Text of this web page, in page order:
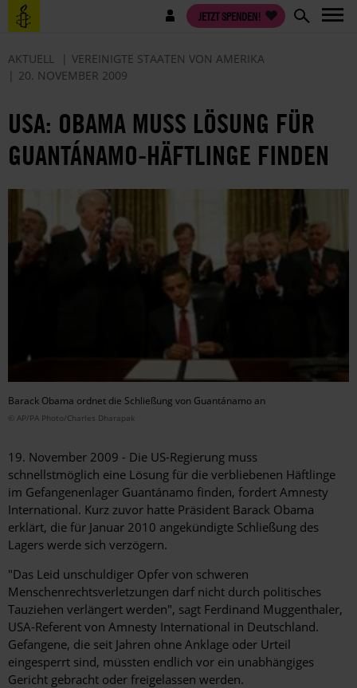
Direkt
zum
Benutzermenü JETZT SPENDEN!
AKTUELL
VEREINIGTE STAATEN VON AMERIKA
20. NOVEMBER 2009
USA: OBAMA MUSS LÖSUNG FÜR
GUANTÁNAMO-HÄFTLINGE FINDEN
Barack Obama ordnet die Schließung von Guantánamo an
© AP/PA Photo/Charles Dharapak
19. November 2009 - Die US-Regierung muss
schnellstmöglich eine Lösung für die verbliebenen Häftlinge
im Gefangenenlager Guantánamo finden, fordert Amnesty
International. Kurz zuvor hatte Präsident Barack Obama
erklärt, die für Januar 2010 angekündigte Schließung des
Lagers werde sich verzögern.
"Das Leid unschuldiger Opfer von schweren
Menschenrechtsverletzungen darf nicht durch politisches
Tauziehen verlängert werden", sagt Ferdinand Muggenthaler,
USA-Referent von Amnesty International in Deutschland.
Gefangene, die seit Jahren ohne Anklage oder Urteil
eingesperrt sind, müssten endlich vor ein unabhängiges
Gericht gebracht oder freigelassen werden.